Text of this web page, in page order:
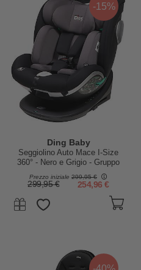
-15%
Ding Baby
Seggiolino Auto Mace I-Size
360° - Nero e Grigio - Gruppo
Prezzo iniziale 299,95 €
299,95 € 254,96 €